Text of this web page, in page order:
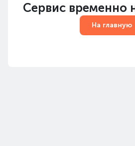
Сервис временно
На главную